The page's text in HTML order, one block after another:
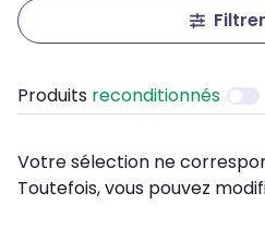
Filtrer
Produits reconditionnés
Votre sélection ne
Toutefois, vous pouvez